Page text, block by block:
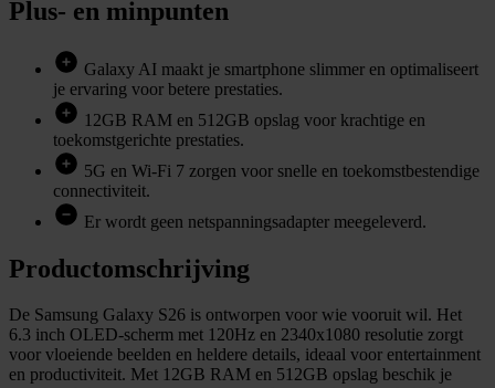
Plus- en minpunten
Galaxy AI maakt je smartphone slimmer en optimaliseert
je ervaring voor betere prestaties.
12GB RAM en 512GB opslag voor krachtige en
toekomstgerichte prestaties.
5G en Wi-Fi 7 zorgen voor snelle en toekomstbestendige
connectiviteit.
Er wordt geen netspanningsadapter meegeleverd.
Productomschrijving
De Samsung Galaxy S26 is ontworpen voor wie vooruit wil. Het
6.3 inch OLED-scherm met 120Hz en 2340x1080 resolutie zorgt
voor vloeiende beelden en heldere details, ideaal voor entertainment
en productiviteit. Met 12GB RAM en 512GB opslag beschik je